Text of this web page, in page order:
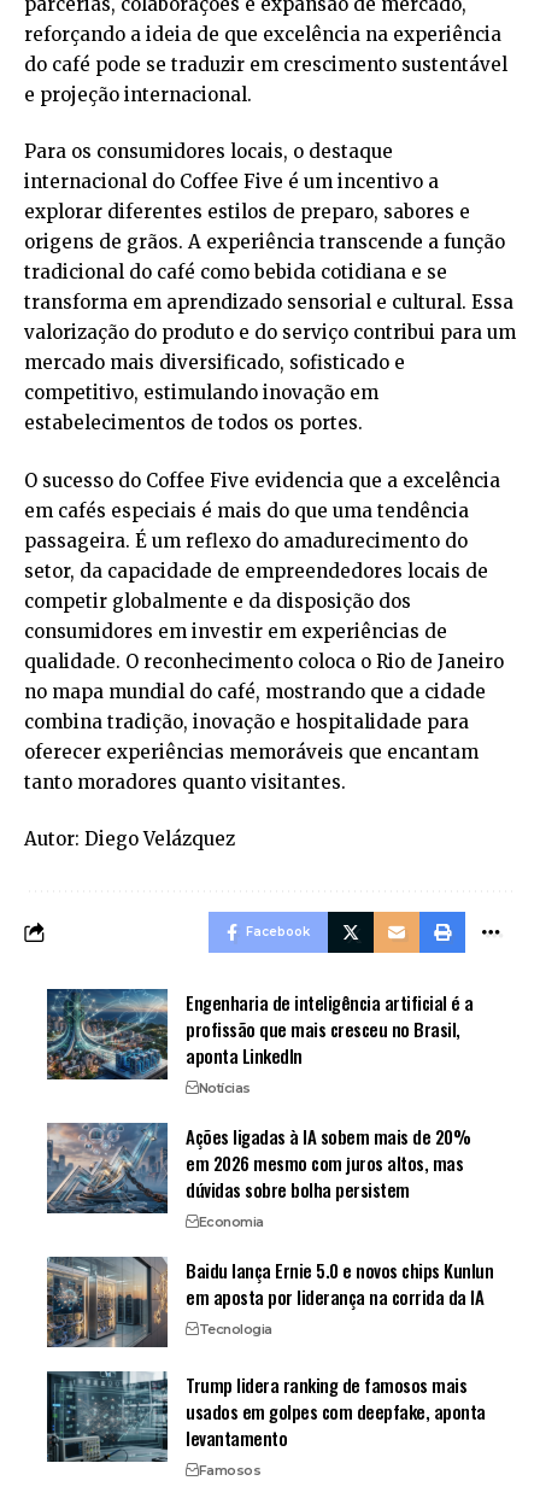
reforçando a ideia de que excelência na experiência
do café pode se traduzir em crescimento sustentável
e projeção internacional.
Para os consumidores locais, o destaque
internacional do Coffee Five é um incentivo a
explorar diferentes estilos de preparo, sabores e
origens de grãos. A experiência transcende a função
tradicional do café como bebida cotidiana e se
transforma em aprendizado sensorial e cultural. Essa
valorização do produto e do serviço contribui para um
mercado mais diversificado, sofisticado e
competitivo, estimulando inovação em
estabelecimentos de todos os portes.
O sucesso do Coffee Five evidencia que a excelência
em cafés especiais é mais do que uma tendência
passageira. É um reflexo do amadurecimento do
setor, da capacidade de empreendedores locais de
competir globalmente e da disposição dos
consumidores em investir em experiências de
qualidade. O reconhecimento coloca o Rio de Janeiro
no mapa mundial do café, mostrando que a cidade
combina tradição, inovação e hospitalidade para
oferecer experiências memoráveis que encantam
tanto moradores quanto visitantes.
Autor: Diego Velázquez
Facebook
Engenharia de inteligência artificial é a
profissão que mais cresceu no Brasil,
aponta LinkedIn
Notícias
Ações ligadas à IA sobem mais de 20%
em 2026 mesmo com juros altos, mas
dúvidas sobre bolha persistem
Economia
Baidu lança Ernie 5.0 e novos chips Kunlun
em aposta por liderança na corrida da IA
Tecnologia
Trump lidera ranking de famosos mais
usados em golpes com deepfake, aponta
levantamento
Famosos